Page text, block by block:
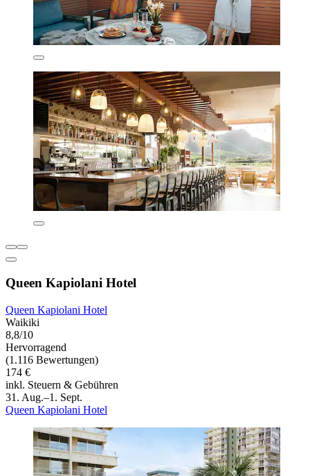
Queen Kapiolani Hotel
Queen Kapiolani Hotel
Waikiki
8,8/10
Hervorragend
(1.116 Bewertungen)
174 €
inkl. Steuern & Gebühren
31. Aug.–1. Sept.
Queen Kapiolani Hotel